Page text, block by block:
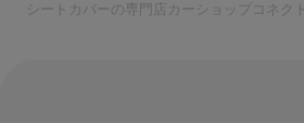
シートカバーの専門店カーショップコネクト